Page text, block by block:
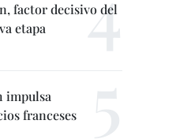
factor decisivo del
etapa
impulsa
franceses